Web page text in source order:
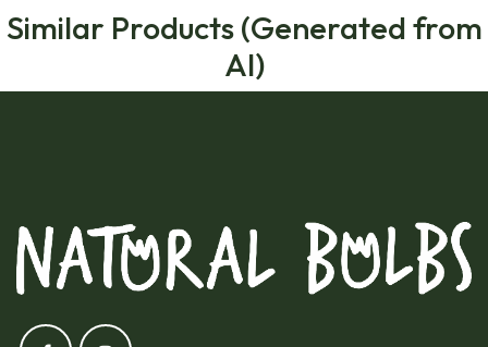
Similar Products (Generated from
AI)